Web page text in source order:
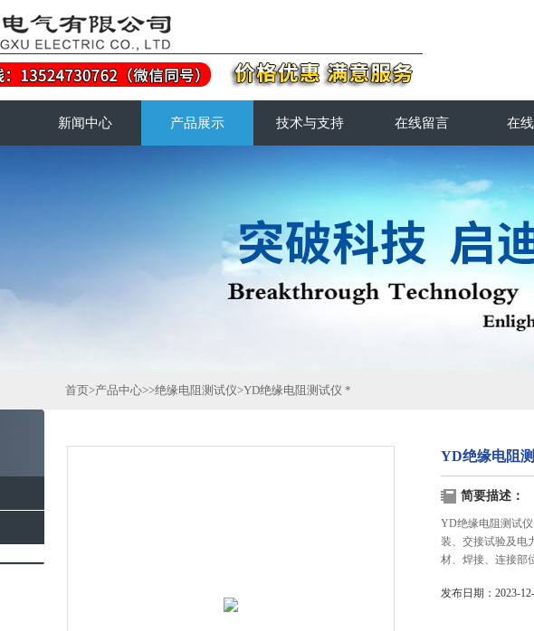
新闻中心 产品展示 技术与支持 在线留言 在
首页>产品中心>>绝缘电阻测试仪>YD绝缘电阻测试仪 *
YD绝缘电阻
简要描述：
YD绝缘电阻测试
装、交接试验及电
材、焊接、连接部
发布日期：2023-